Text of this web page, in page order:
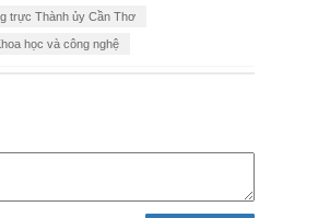
trực Thành ủy Cần Thơ
học và công nghệ